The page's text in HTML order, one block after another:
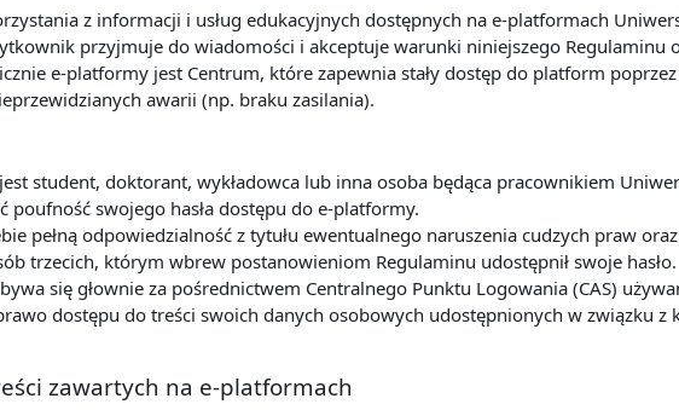
z informacji i usług edukacyjnych dostępnych na e-platformach
przyjmuje do wiadomości i akceptuje warunki niniejszego Regulaminu
e-platformy jest Centrum, które zapewnia stały dostęp do platform
awarii (np. braku zasilania).
student, doktorant, wykładowca lub inna osoba będąca pracownikiem
swojego hasła dostępu do e-platformy.
pełną odpowiedzialność z tytułu ewentualnego naruszenia cudzych praw
trzecich, którym wbrew postanowieniom Regulaminu udostępnił swoje hasło.
się głownie za pośrednictwem Centralnego Punktu Logowania (CAS)
dostępu do treści swoich danych osobowych udostępnionych w związku
zawartych na e-platformach